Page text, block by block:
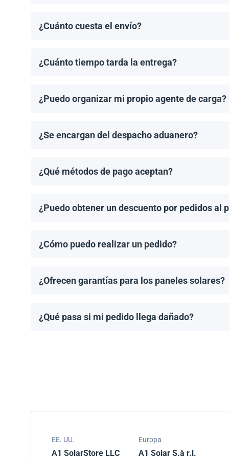
¿Cuánto cuesta el envío?
¿Cuánto tiempo tarda la entrega?
¿Puedo organizar mi propio agente de carga?
¿Se encargan del despacho aduanero?
¿Qué métodos de pago aceptan?
¿Puedo obtener un descuento por pedidos al
¿Cómo puedo realizar un pedido?
¿Ofrecen garantías para los paneles solares?
¿Qué pasa si mi pedido llega dañado?
EE. UU.
A1 SolarStore LLC
Europa
A1 Solar S.à r.l.